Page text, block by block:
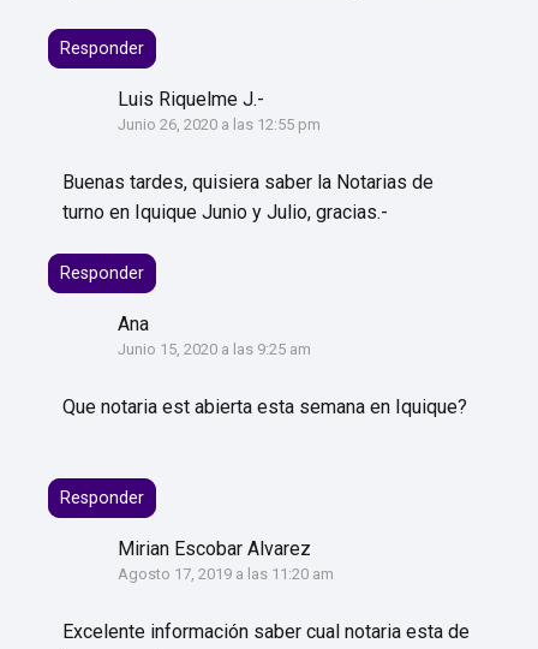
Responder
Luis Riquelme J.-
Junio 26, 2020 a las 12:55 pm
Buenas tardes, quisiera saber la Notarias de
turno en Iquique Junio y Julio, gracias.-
Responder
Ana
Junio 15, 2020 a las 9:25 am
Que notaria est abierta esta semana en Iquique?
Responder
Mirian Escobar Alvarez
Agosto 17, 2019 a las 11:20 am
Excelente información saber cual notaria esta de